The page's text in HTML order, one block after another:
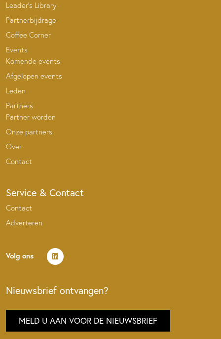
Leader’s Library
Partnerbijdrage
Coffee Corner
Events
Komende events
Afgelopen events
Leden
Partners
Partner worden
Onze partners
Over
Contact
Service & Contact
Contact
Adverteren
Volg ons
Nieuwsbrief ontvangen?
MELD U AAN VOOR DE NIEUWSBRIEF